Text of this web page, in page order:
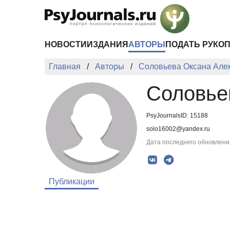
НОВОСТИ ИЗДАНИЯ АВТОРЫ ПОДАТЬ
Главная Авторы Соловьева Оксана
PsyJournalsID: 15188
solo16002@yandex.ru
Дата последнего
Публикации